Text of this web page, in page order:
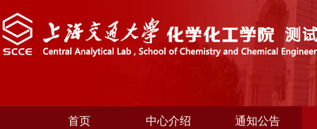
首页 中心介绍 通知公告